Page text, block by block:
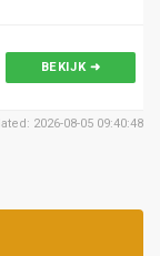
BEKIJK ➜
2026-08-05 09:40:48